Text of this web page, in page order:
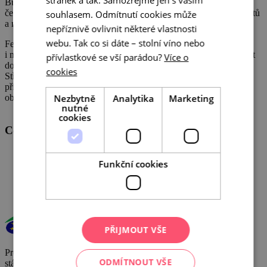
čeští partneři s nabídkou regionální gastronomie, lokálních produktů
a možností cestování po České republice.
Festival nabídl pestrý program, který zahrnoval panelové diskuse
i mezinárodní gastronomické ukázky. Návštěvníci se mohli ponořit
do světa jídla a ochutnat kulinářské speciality z Velké Británie,
Středomoří, Karibiku a dalších koutů světa. Akce byla skvělou
příležitostí pro sběr inspirace na nezapomenutelné výlety i pro
objevování toho nejlepšího, co lze ochutnat po celém světě.
Centrála cestovního ruchu - Jižní Morava, z.s.p.o
Veřejné zakázky
Provoz a činnost DMO byly podpořeny za přispění prostředků
státního rozpočtu České republiky z programu Ministerstva pro
souhlasem. Odmítnutí cookies může
nepříznivě ovlivnit některé vlastnosti
webu. Tak co si dáte – stolní víno nebo
přívlastkové se vší parádou? Více o
cookies
Nezbytně
nutné
cookies
Analytika Marketing
Funkční cookies
PŘIJMOUT VŠE
ODMÍTNOUT VŠE